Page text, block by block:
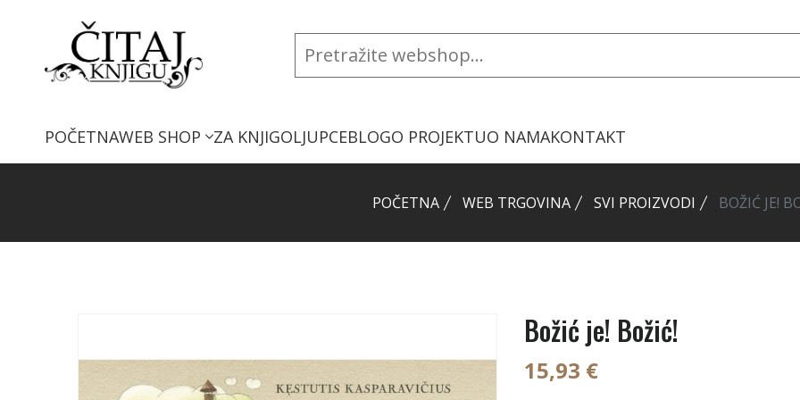
POČETNAWEB SHOP ZA KNJIGOLJUPCEBLOGO PROJEKTUO NAMAKONTAKT
POČETNA WEB TRGOVINA SVI PROIZVODI BOŽIĆ JE!
Božić je! Božić!
15,93 €